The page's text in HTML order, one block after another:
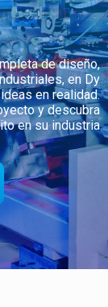
de diseño,
en Dy
en realidad.
y descubra
en su industria